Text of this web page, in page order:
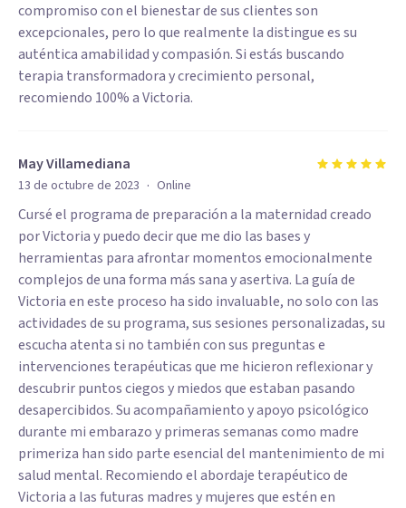
compromiso con el bienestar de sus clientes son
excepcionales, pero lo que realmente la distingue es su
auténtica amabilidad y compasión. Si estás buscando
terapia transformadora y crecimiento personal,
recomiendo 100% a Victoria.
May Villamediana
13 de octubre de 2023 · Online
Cursé el programa de preparación a la maternidad creado
por Victoria y puedo decir que me dio las bases y
herramientas para afrontar momentos emocionalmente
complejos de una forma más sana y asertiva. La guía de
Victoria en este proceso ha sido invaluable, no solo con las
actividades de su programa, sus sesiones personalizadas, su
escucha atenta si no también con sus preguntas e
intervenciones terapéuticas que me hicieron reflexionar y
descubrir puntos ciegos y miedos que estaban pasando
desapercibidos. Su acompañamiento y apoyo psicológico
durante mi embarazo y primeras semanas como madre
primeriza han sido parte esencial del mantenimiento de mi
salud mental. Recomiendo el abordaje terapéutico de
Victoria a las futuras madres y mujeres que estén en